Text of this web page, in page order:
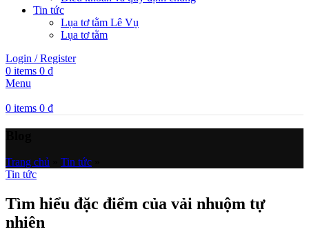
Tin tức
Lụa tơ tằm Lê Vụ
Lụa tơ tằm
Login / Register
0 items 0 ₫
Menu
0 items 0 ₫
Trang chủ Tin tức
Tin tức
Tìm hiểu đặc điểm của vải nhuộm tự
nhiên